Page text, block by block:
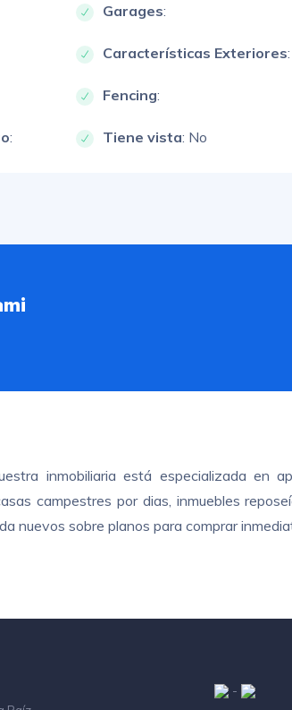
Garages:
Características Exteriores:
Fencing:
: Tiene vista: No
inmobiliaria está especializada en
campestres por dias, inmuebles
nuevos sobre planos para comprar
-